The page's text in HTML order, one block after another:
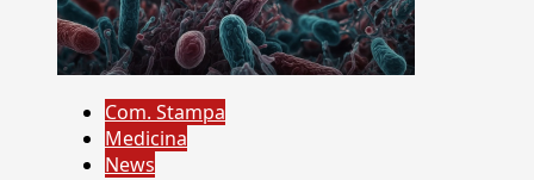
Com. Stampa
Medicina
News